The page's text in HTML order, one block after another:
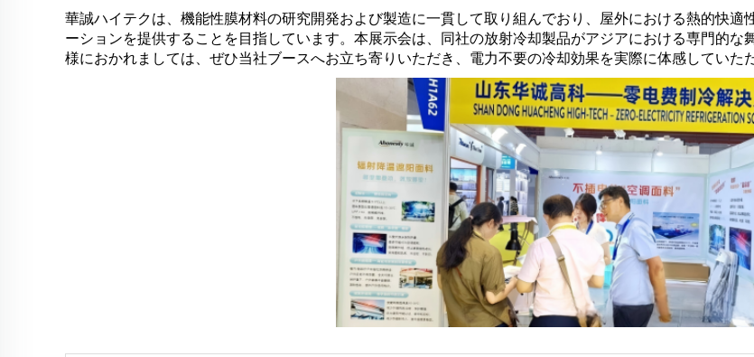
華誠ハイテクは、機能性膜材料の研究開発および製造に一貫して取り組んでおり、屋外における熱的快
ーションを提供することを目指しています。本展示会は、同社の放射冷却製品がアジアにおける専門的
様におかれましては、ぜひ当社ブースへお立ち寄りいただき、電力不要の冷却効果を実際に体感していた